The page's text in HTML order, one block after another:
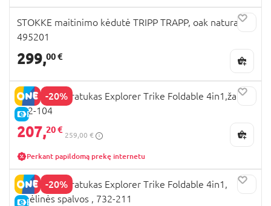
STOKKE maitinimo kėdutė TRIPP TRAPP, oak natural,
495201
299,00 €
-20%
E-KAINA
GLOBBER triratukas Explorer Trike Foldable 4in1,žalias,
732-104
207,20 €
259,00 €
Perkant papildomą prekę internetu
-20%
E-KAINA
GLOBBER triratukas Explorer Trike Foldable 4in1,
smėlinės spalvos , 732-211